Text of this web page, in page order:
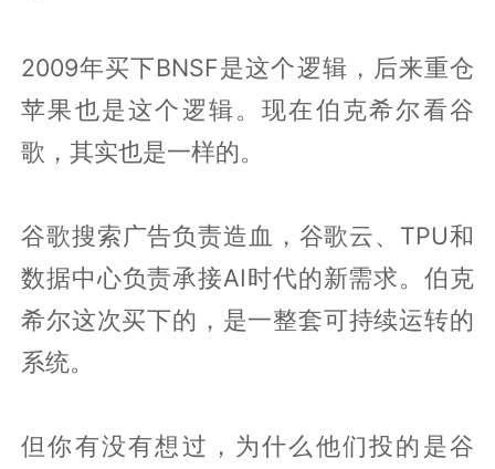
2009年买下BNSF是这个逻辑，后来重仓
苹果也是这个逻辑。现在伯克希尔看谷
歌，其实也是一样的。
谷歌搜索广告负责造血，谷歌云、TPU和
数据中心负责承接AI时代的新需求。伯克
希尔这次买下的，是一整套可持续运转的
系统。
但你有没有想过，为什么他们投的是谷